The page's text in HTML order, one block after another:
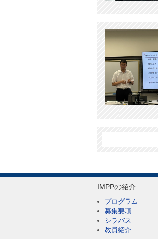
IMPPの紹介
プログラム
募集要項
シラバス
教員紹介